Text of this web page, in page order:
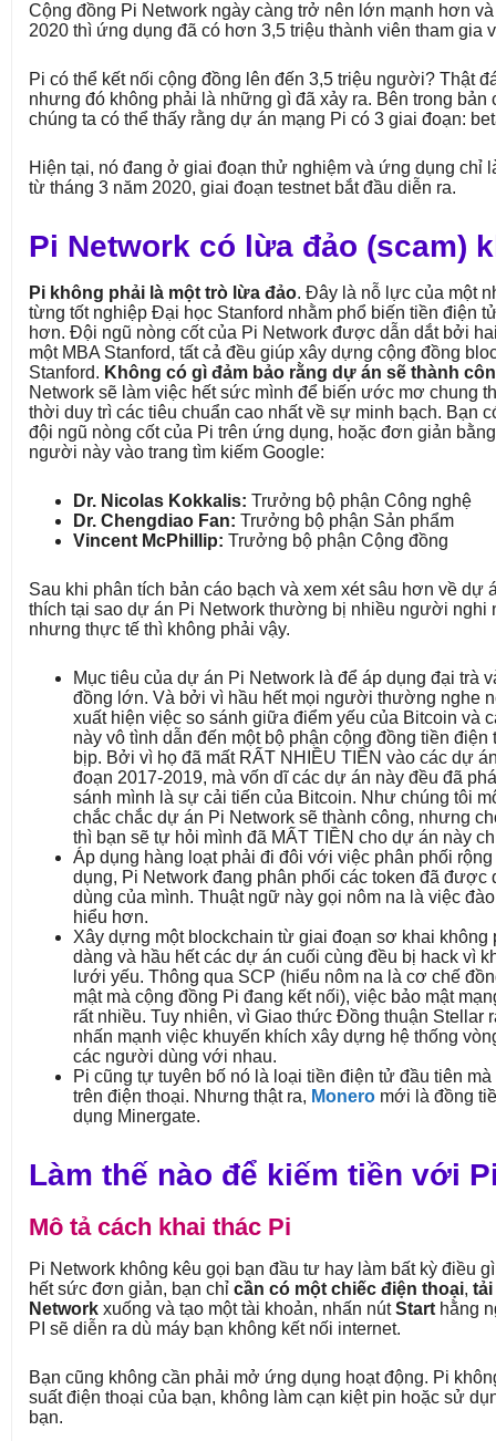
Cộng đồng Pi Network ngày càng trở nên lớn mạnh hơn
2020 thì ứng dụng đã có hơn 3,5 triệu thành viên tham gia
Pi có thể kết nối cộng đồng lên đến 3,5 triệu người? Thật
nhưng đó không phải là những gì đã xảy ra. Bên trong bản
chúng ta có thể thấy rằng dự án mạng Pi có 3 giai đoạn:
Hiện tại, nó đang ở giai đoạn thử nghiệm và ứng dụng chỉ
từ tháng 3 năm 2020, giai đoạn testnet bắt đầu diễn ra.
Pi Network có lừa đảo (scam)
Pi không phải là một trò lừa đảo. Đây là nỗ lực của một
từng tốt nghiệp Đại học Stanford nhằm phổ biến tiền điện
hơn. Đội ngũ nòng cốt của Pi Network được dẫn dắt bởi
một MBA Stanford, tất cả đều giúp xây dựng cộng đồng
Stanford. Không có gì đảm bảo rằng dự án sẽ thành
Network sẽ làm việc hết sức mình để biến ước mơ chung
thời duy trì các tiêu chuẩn cao nhất về sự minh bạch. Bạn
đội ngũ nòng cốt của Pi trên ứng dụng, hoặc đơn giản
người này vào trang tìm kiếm Google:
Dr. Nicolas Kokkalis: Trưởng bộ phận Công nghệ
Dr. Chengdiao Fan: Trưởng bộ phận Sản phẩm
Vincent McPhillip: Trưởng bộ phận Cộng đồng
Sau khi phân tích bản cáo bạch và xem xét sâu hơn về dự
thích tại sao dự án Pi Network thường bị nhiều người nghi
nhưng thực tế thì không phải vậy.
Mục tiêu của dự án Pi Network là để áp dụng đại trà
đồng lớn. Và bởi vì hầu hết mọi người thường nghe
xuất hiện việc so sánh giữa điểm yếu của Bitcoin và
này vô tình dẫn đến một bộ phận cộng đồng tiền
bịp. Bởi vì họ đã mất RẤT NHIỀU TIỀN vào các dự
đoạn 2017-2019, mà vốn dĩ các dự án này đều đã
sánh mình là sự cải tiến của Bitcoin. Như chúng tôi
chắc chắc dự án Pi Network sẽ thành công, nhưng
thì bạn sẽ tự hỏi mình đã MẤT TIỀN cho dự án này
Áp dụng hàng loạt phải đi đôi với việc phân phối
dụng, Pi Network đang phân phối các token đã được
dùng của mình. Thuật ngữ này gọi nôm na là việc
hiểu hơn.
Xây dựng một blockchain từ giai đoạn sơ khai không
dàng và hầu hết các dự án cuối cùng đều bị hack vì
lưới yếu. Thông qua SCP (hiểu nôm na là cơ chế
mật mà cộng đồng Pi đang kết nối), việc bảo mật
rất nhiều. Tuy nhiên, vì Giao thức Đồng thuận Stellar
nhấn mạnh việc khuyến khích xây dựng hệ thống
các người dùng với nhau.
Pi cũng tự tuyên bố nó là loại tiền điện tử đầu tiên
trên điện thoại. Nhưng thật ra, Monero mới là đồng
dụng Minergate.
Làm thế nào để kiếm tiền với
Mô tả cách khai thác Pi
Pi Network không kêu gọi bạn đầu tư hay làm bất kỳ điều
hết sức đơn giản, bạn chỉ cần có một chiếc điện thoại, tải
Network xuống và tạo một tài khoản, nhấn nútStart hằng
PI sẽ diễn ra dù máy bạn không kết nối internet.
Bạn cũng không cần phải mở ứng dụng hoạt động. Pi
suất điện thoại của bạn, không làm cạn kiệt pin hoặc sử
bạn.